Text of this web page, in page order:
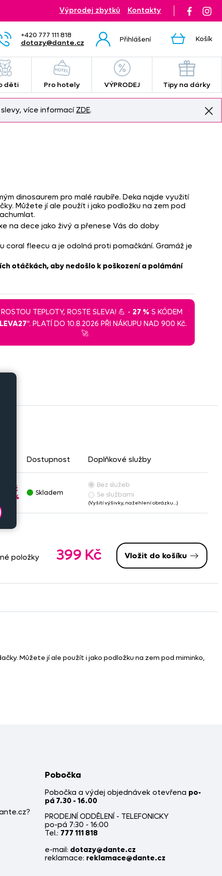
+420 777 111 818
dotazy@dante.cz
Přihlášení Košík
Výprodej zbytků Kontakty
děti Pro hotely VÝPRODEJ Tipy na dárky
více informací ZDE.
dinosaurem pro malé raubíře. Deka najde využití
Můžete jí ale použít i jako podložku na zem pod
na dece jako živý a přenese Vás do doby
coral fleecu a je odolná proti pomačkání. Gramáž je
otáčkách, aby nedošlo k poškození a polámání
TEPLOTY, ROSTE SLEVA! 💪 -27 % S KÓDEM
". PLATÍ DO 10.8.2026 PŘI NÁKUPU NAD 900 Kč.
🚀
Dostupnost Doplňkové služby
Kč
-2%
Skladem
Bez služeb
Se službami
(Vyšití výšivky, nažehlení obrázku…)
položky 399 Kč Vložit do košíku
Můžete jí ale použít i jako podložku na zem pod miminko,
Pobočka
Pobočka a výdej objednávek otevřena po-
pá 7.30 - 16.00
PRODEJNÍ ODDĚLENÍ - TELEFONICKY
po-pá 7:30 - 16:00
Tel.: 777 111 818
e-mail: dotazy@dante.cz
reklamace: reklamace@dante.cz